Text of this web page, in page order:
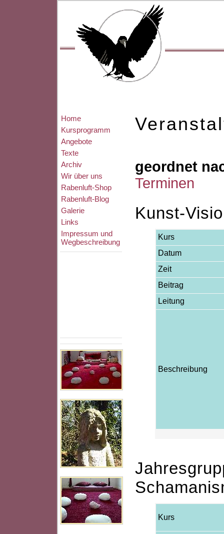
Home
Kursprogramm
Angebote
Texte
Archiv
Wir über uns
Rabenluft-Shop
Rabenluft-Blog
Galerie
Links
Impressum und
Wegbeschreibung
geordnet
Terminen
Kunst-
Kurs
Datum
Zeit
Beitrag
Leitung
Beschreibung
Kurs